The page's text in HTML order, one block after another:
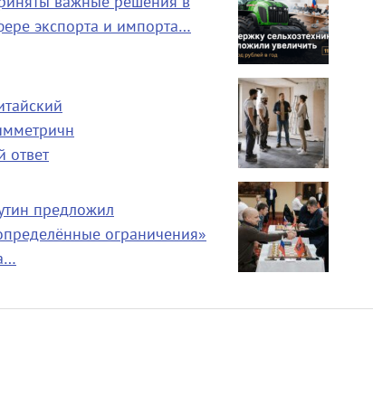
экспорта и импорта…
ответ
предложил
ограничения»